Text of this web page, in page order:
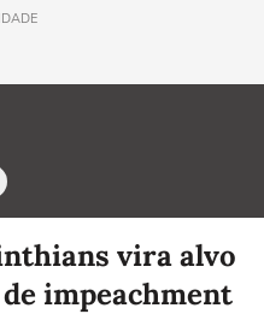
vira alvo
impeachment